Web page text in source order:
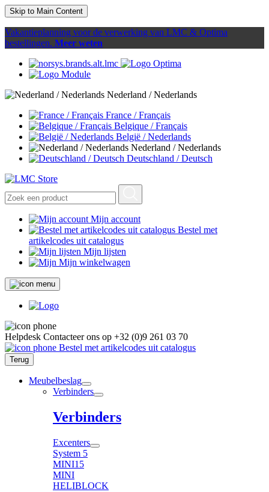
Skip to Main Content
Vakantieplanning voor de verwerking van LMC & Optima
bestellingen. Meer weten
Nederland / Nederlands
France / Français
Belgique / Français
België / Nederlands
Nederland / Nederlands
Deutschland / Deutsch
Mijn account
Bestel met
artikelcodes uit catalogus
Mijn lijsten
Mijn winkelwagen
Helpdesk Contacteer ons op +32 (0)9 261 03 70
Bestel met artikelcodes uit catalogus
Terug
Meubelbeslag
Verbinders
Verbinders
Excenters
System 5
MINI15
MINI
HELIBLOCK